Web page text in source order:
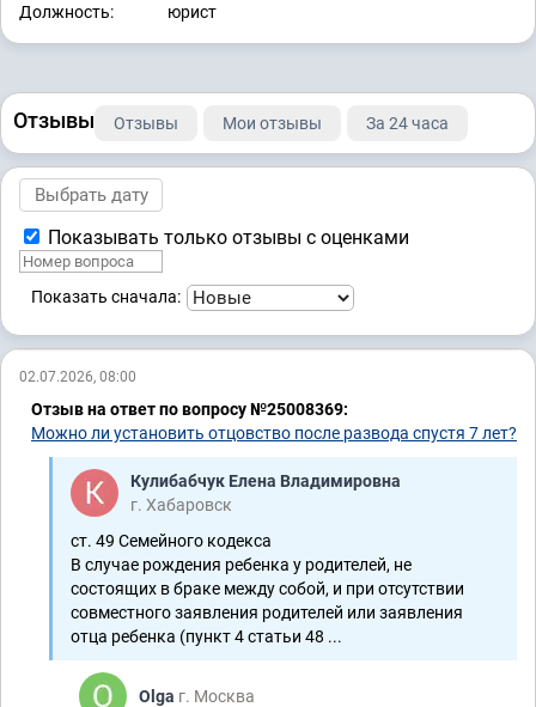
Должность: юрист
Отзывы Отзывы Мои отзывы За 24 часа
Показывать только отзывы с оценками
Показать сначала:
02.07.2026, 08:00
Отзыв на ответ по вопросу №25008369:
Можно ли установить отцовство после развода спустя 7 лет?
Кулибабчук Елена Владимировна
г. Хабаровск
ст. 49 Семейного кодекса
В случае рождения ребенка у родителей, не
состоящих в браке между собой, и при отсутствии
совместного заявления родителей или заявления
отца ребенка (пункт 4 статьи 48 ...
Olga г. Москва